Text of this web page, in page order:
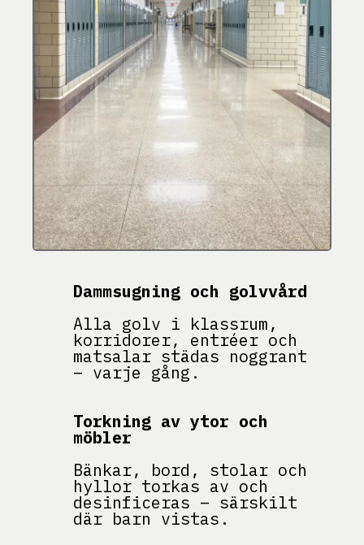
Dammsugning och golvvård
Alla golv i klassrum,
korridorer, entréer och
matsalar städas noggrant
– varje gång.
Torkning av ytor och
möbler
Bänkar, bord, stolar och
hyllor torkas av och
desinficeras – särskilt
där barn vistas.